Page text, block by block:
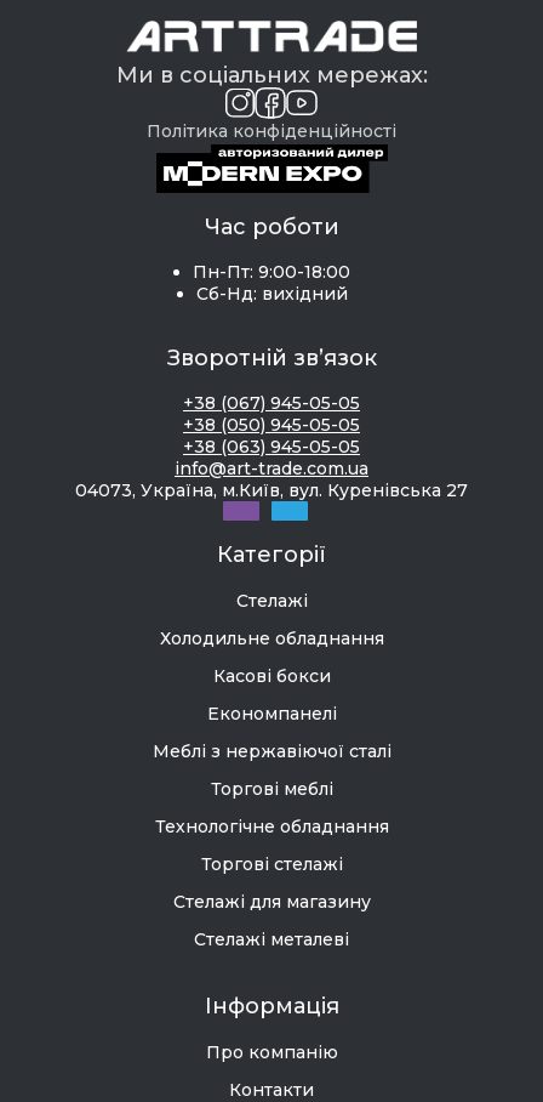
Ми в соціальних мережах:
Політика конфіденційності
Час роботи
Пн-Пт: 9:00-18:00
Сб-Нд: вихідний
Зворотній зв’язок
+38 (067) 945-05-05
+38 (050) 945-05-05
+38 (063) 945-05-05
info@art-trade.com.ua
04073, Україна, м.Київ, вул. Куренівська 27
Категорії
Стелажі
Холодильне обладнання
Касові бокси
Економпанелі
Меблі з нержавіючої сталі
Торгові меблі
Технологічне обладнання
Торгові стелажі
Стелажі для магазину
Стелажі металеві
Інформація
Про компанію
Контакти